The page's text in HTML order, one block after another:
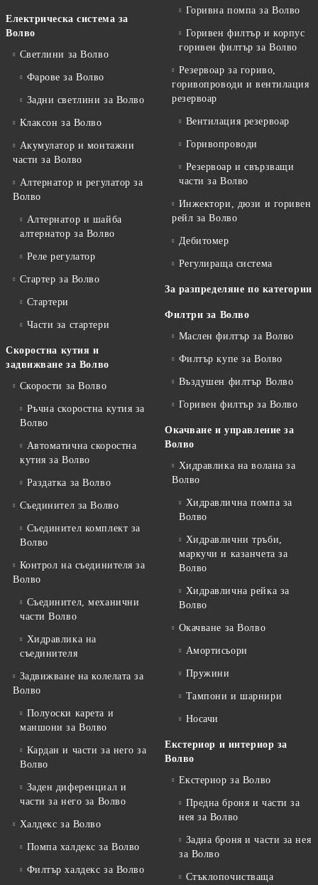
Електрическа система за
Волво
Светлини за Волво
Фарове за Волво
Задни светлини за Волво
Клаксон за Волво
Акумулатор и монтажни
части за Волво
Алтернатор и регулатор за
Волво
Алтернатор и шайба
алтернатор за Волво
Реле регулатор
Стартер за Волво
Стартери
Части за стартери
Скоростна кутия и
задвижване за Волво
Скорости за Волво
Ръчна скоростна кутия за
Волво
Автоматична скоростна
кутия за Волво
Раздатка за Волво
Съединител за Волво
Съединител комплект за
Волво
Контрол на съединителя за
Волво
Съединител, механични
части Волво
Хидравлика на
съединителя
Задвижване на колелата за
Волво
Полуоски карета и
маншони за Волво
Кардан и части за него за
Волво
Заден диференциал и
части за него за Волво
Халдекс за Волво
Помпа халдекс за Волво
Филтър халдекс за Волво
Горивна помпа за Волво
Горивен филтър и корпус
горивен филтър за Волво
Резервоар за гориво,
горивопроводи и вентилация
резервоар
Вентилация резервоар
Горивопроводи
Резервоар и свързващи
части за Волво
Инжектори, дюзи и горивен
рейл за Волво
Дебитомер
Регулираща система
За разпределяне по категории
Филтри за Волво
Маслен филтър за Волво
Филтър купе за Волво
Въздушен филтър Волво
Горивен филтър за Волво
Окачване и управление за
Волво
Хидравлика на волана за
Волво
Хидравлична помпа за
Волво
Хидравлични тръби,
маркучи и казанчета за
Волво
Хидравлична рейка за
Волво
Окачване за Волво
Амортисьори
Пружини
Тампони и шарнири
Носачи
Екстериор и интериор за
Волво
Екстериор за Волво
Предна броня и части за
нея за Волво
Задна броня и части за нея
за Волво
Стъклопочистваща